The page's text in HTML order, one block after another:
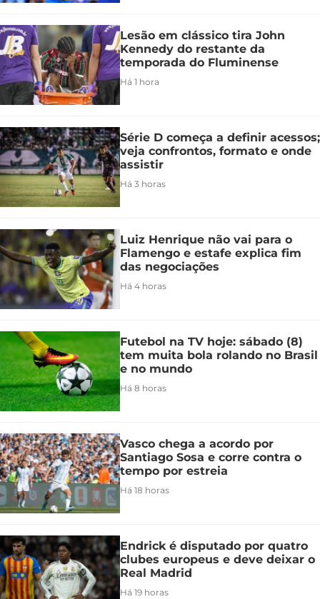
Lesão em clássico tira John
Kennedy do restante da
temporada do Fluminense
Há 1 hora
Série D começa a definir acessos;
veja confrontos, formato e onde
assistir
Há 3 horas
Luiz Henrique não vai para o
Flamengo e estafe explica fim
das negociações
Há 4 horas
Futebol na TV hoje: sábado (8)
tem muita bola rolando no Brasil
e no mundo
Há 8 horas
Vasco chega a acordo por
Santiago Sosa e corre contra o
tempo por estreia
Há 18 horas
Endrick é disputado por quatro
clubes europeus e deve deixar o
Real Madrid
Há 19 horas